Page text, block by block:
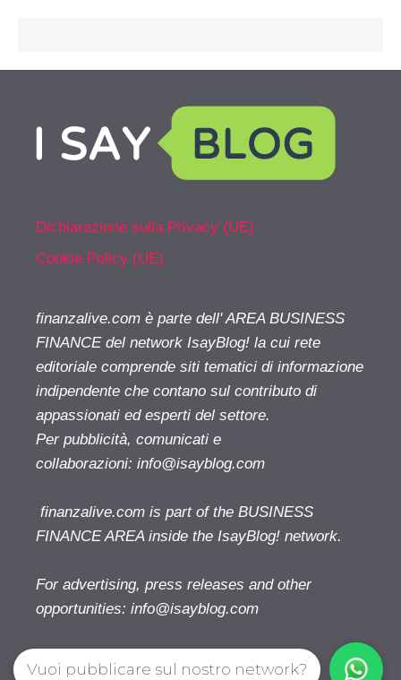
Dichiarazione sulla Privacy (UE)
Cookie Policy (UE)
finanzalive.com è parte dell' AREA BUSINESS
FINANCE del network IsayBlog! la cui rete
editoriale comprende siti tematici di informazione
indipendente che contano sul contributo di
appassionati ed esperti del settore.
Per pubblicità, comunicati e
collaborazioni: info@isayblog.com
finanzalive.com is part of the BUSINESS
FINANCE AREA inside the IsayBlog! network.
For advertising, press releases and other
opportunities: info@isayblog.com
Vuoi pubblicare sul nostro network?